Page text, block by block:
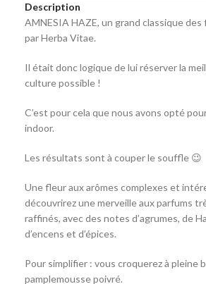
Description
AMNESIA HAZE, un grand classique
par Herba Vitae.
Il était donc logique de lui réserver la
culture possible !
C’est pour cela que nous avons opté
indoor.
Les résultats sont à couper le souffle 😉
Une fleur aux arômes complexes et
découvrirez une merveille aux parfums
raffinés, avec des notes d’agrumes, de
d’encens et d’épices.
Pour simplifier : vous croquerez à pleine
pamplemousse poivré.